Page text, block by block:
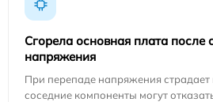
Сгорела основная плата после
напряжения
При перепаде напряжения страдает
соседние компоненты могут